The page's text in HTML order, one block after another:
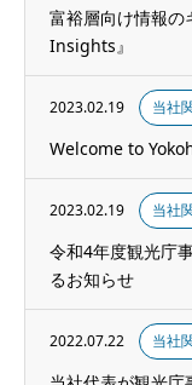
富裕層向け情報
Insights』
2023.02.19 当社
Welcome to
2023.02.19 当社
令和4年度観光庁
るお知らせ
2022.07.22 当社